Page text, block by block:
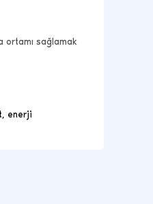
ortamı sağlamak
enerji